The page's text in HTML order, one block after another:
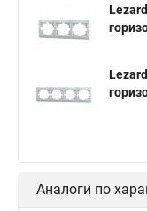
Аналоги по